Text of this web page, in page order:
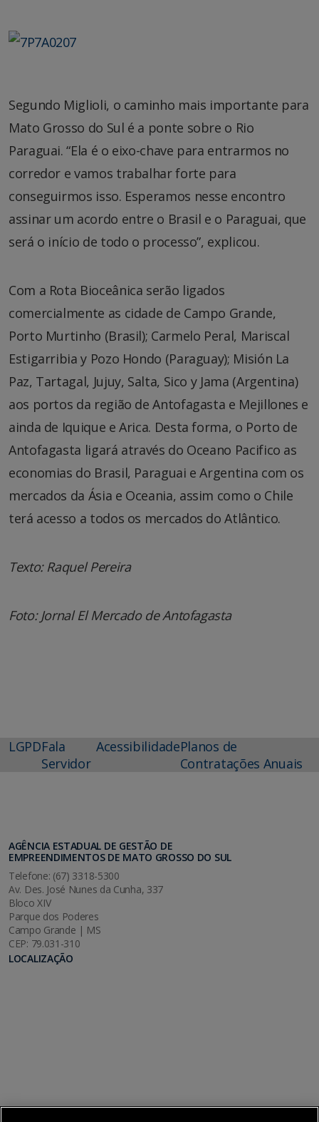
Segundo Miglioli, o caminho mais importante para
Mato Grosso do Sul é a ponte sobre o Rio
Paraguai. “Ela é o eixo-chave para entrarmos no
corredor e vamos trabalhar forte para
conseguirmos isso. Esperamos nesse encontro
assinar um acordo entre o Brasil e o Paraguai, que
será o início de todo o processo”, explicou.
Com a Rota Bioceânica serão ligados
comercialmente as cidade de Campo Grande,
Porto Murtinho (Brasil); Carmelo Peral, Mariscal
Estigarribia y Pozo Hondo (Paraguay); Misión La
Paz, Tartagal, Jujuy, Salta, Sico y Jama (Argentina)
aos portos da região de Antofagasta e Mejillones e
ainda de Iquique e Arica. Desta forma, o Porto de
Antofagasta ligará através do Oceano Pacifico as
economias do Brasil, Paraguai e Argentina com os
mercados da Ásia e Oceania, assim como o Chile
terá acesso a todos os mercados do Atlântico.
Texto: Raquel Pereira
Foto: Jornal El Mercado de Antofagasta
LGPDFala
Servidor
AcessibilidadePlanos de
Contratações Anuais
AGÊNCIA ESTADUAL DE GESTÃO DE
EMPREENDIMENTOS DE MATO GROSSO DO SUL
Telefone: (67) 3318-5300
Av. Des. José Nunes da Cunha, 337
Bloco XIV
Parque dos Poderes
Campo Grande | MS
CEP: 79.031-310
LOCALIZAÇÃO